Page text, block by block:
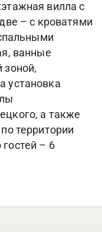
вилла с
– с кроватями
ванные
зоной,
установка
а также
территории
– 6